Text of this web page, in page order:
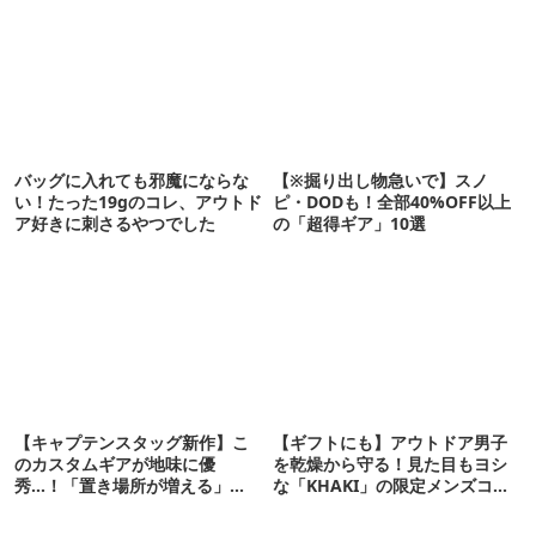
バッグに入れても邪魔にならな
い！たった19gのコレ、アウトド
ア好きに刺さるやつでした
【※掘り出し物急いで】スノ
ピ・DODも！全部40%OFF以上
の「超得ギア」10選
【キャプテンスタッグ新作】こ
のカスタムギアが地味に優
秀…！「置き場所が増える」
【ギフトにも】アウトドア男子
を乾燥から守る！見た目もヨシ
な「KHAKI」の限定メンズコス